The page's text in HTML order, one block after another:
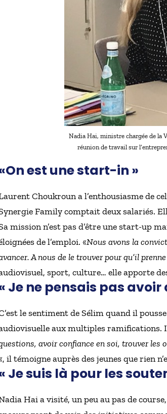
Nadia Hai, ministre chargée de la
réunion de travail sur
est une start-in »
Choukroun a l’enthousiasme de
Family comptait deux salariés.
mission n’est pas d’être une start-up
de l’emploi. «Nous avons la
A nous de le trouver pour qu’il
sport, culture… elle apporte
Je ne pensais pas avoir
le sentiment de Sélim quand il
aux multiples ramifications.
avoir confiance en soi, trouver les
il témoigne auprès des jeunes que rien
Je suis là pour les
Hai a visité, un peu au pas de